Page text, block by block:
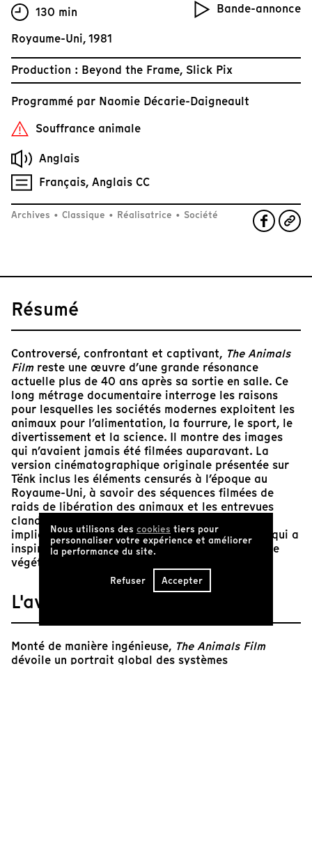
Bande-annonce
130 min
Royaume-Uni, 1981
Production : Beyond the Frame, Slick Pix
Programmé par Naomie Décarie-Daigneault
Souffrance animale
Anglais
Français, Anglais CC
Archives • Classique • Réalisatrice • Société
Résumé
Controversé, confrontant et captivant, The Animals
Filmreste une œuvre d’une grande résonance
actuelle plus de 40 ans après sa sortie en salle. Ce
long métrage documentaire interroge les raisons
pour lesquelles les sociétés modernes exploitent les
animaux pour l’alimentation, la fourrure, le sport, le
divertissement et la science. Il montre des images
qui n’avaient jamais été filmées auparavant. La
version cinématographique originale présentée sur
Tënk inclus les éléments censurés à l’époque au
Royaume-Uni, à savoir des séquences filmées de
raids de libération des animaux et les entrevues
clandestines tournées avec les militant·e·s
impliqué·e·s. Un film historiquement important qui a
inspiré des générations de végétarien·ne·s et de
végétalien·ne·s à travers le monde.
L'avis de Tënk
Monté de manière ingénieuse, The Animals Film
dévoile un portrait global des systèmes
Nous utilisons des cookies tiers pour
personnaliser votre expérience et améliorer
la performance du site.
Refuser Accepter